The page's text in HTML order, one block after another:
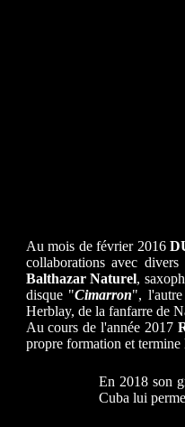
Au mois de février 2016
collaborations avec
Balthazar Naturel,
disque "Cimarron",
Herblay, de la fanfarre de
Au cours de l'année 2017
propre formation et termine
En 2018 son
Cuba lui